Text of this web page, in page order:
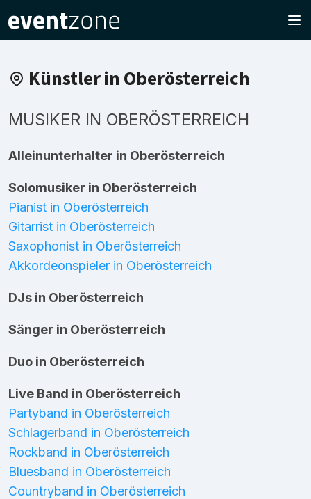
Künstler in Oberösterreich
MUSIKER IN OBERÖSTERREICH
Alleinunterhalter in Oberösterreich
Solomusiker in Oberösterreich
Pianist in Oberösterreich
Gitarrist in Oberösterreich
Saxophonist in Oberösterreich
Akkordeonspieler in Oberösterreich
DJs in Oberösterreich
Sänger in Oberösterreich
Duo in Oberösterreich
Live Band in Oberösterreich
Partyband in Oberösterreich
Schlagerband in Oberösterreich
Rockband in Oberösterreich
Bluesband in Oberösterreich
Countryband in Oberösterreich